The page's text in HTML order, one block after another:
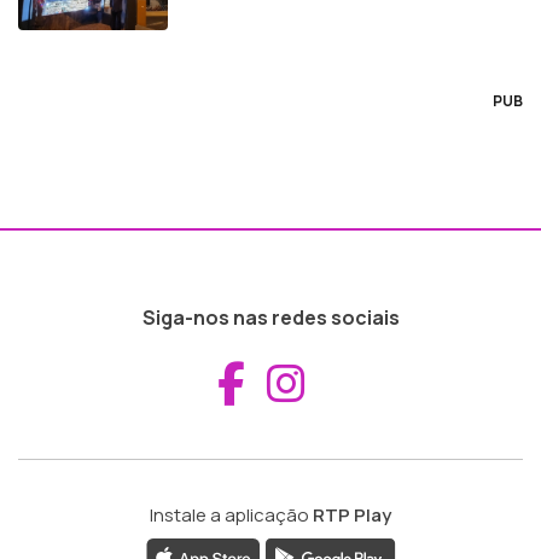
PUB
Siga-nos nas redes sociais
Aceder ao
Instale a aplicação RTP Play